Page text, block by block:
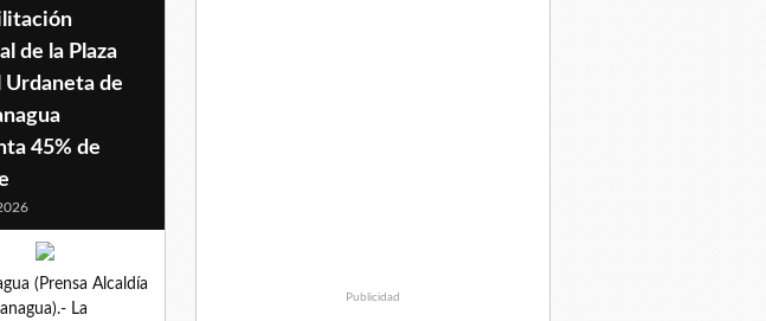
de la Plaza
Urdaneta de
45% de
(Prensa Alcaldía
La
Publicidad